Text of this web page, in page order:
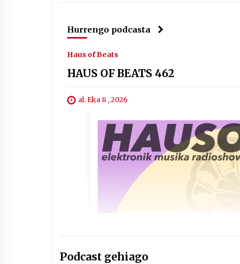
Hurrengo podcasta
Haus of Beats
HAUS OF BEATS 462
al. Eka 8 , 2026
Podcast gehiago